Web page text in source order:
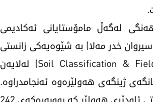
لەگەڵ مامۆستایانی ئەکادیمی
خدر مەلا) بە شێوەیەکی زانستی
داڕێژراوە. سەرجەم پشکنینەکانی خاک (Soil Classification & Field Permeability Test) لەلایەن
ژینگەی هەولێرەوە ئەنجامدراوە.